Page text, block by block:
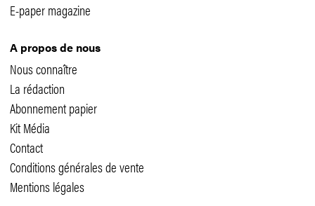
E-paper magazine
A propos de nous
Nous connaître
La rédaction
Abonnement papier
Kit Média
Contact
Conditions générales de vente
Mentions légales